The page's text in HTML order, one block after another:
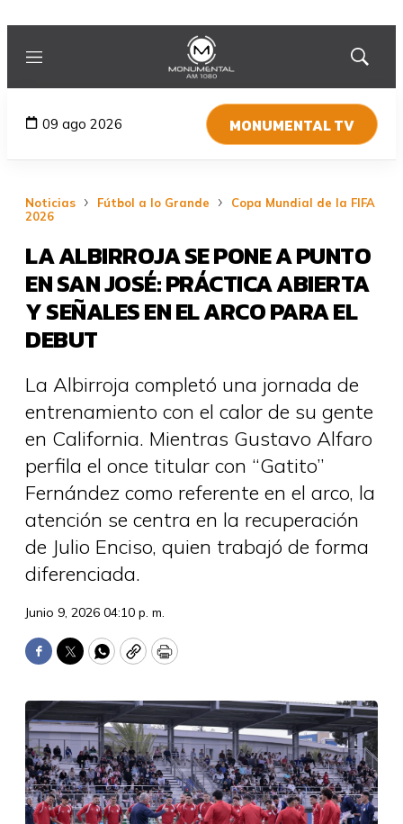
Menú
Mostrar
09 ago 2026 MONUMENTAL TV
Noticias Fútbol a lo Grande
Copa Mundial de la FIFA
2026
LA ALBIRROJA SE PONE A PUNTO
EN SAN JOSÉ: PRÁCTICA ABIERTA
Y SEÑALES EN EL ARCO PARA EL
DEBUT
La Albirroja completó una jornada de
entrenamiento con el calor de su gente
en California. Mientras Gustavo Alfaro
perfila el once titular con “Gatito”
Fernández como referente en el arco, la
atención se centra en la recuperación
de Julio Enciso, quien trabajó de forma
diferenciada.
Junio 9, 2026 04:10 p. m.
Facebook
TwitterWhatsApp
CopyPrint